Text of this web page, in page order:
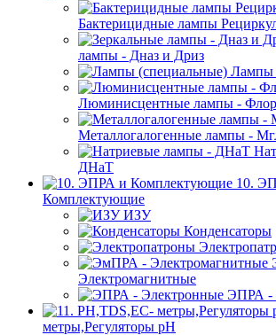
Бактерицидные лампы
лампы - Дназ и Дриз
Лампы
Люминисцентные лампы -
Металлогалогенные лампы -
ДНаТ
10.
Комплектующие
ИЗУ
Конденсаторы
Электромагнитные
ЭПРА -
метры,Регуляторы pН